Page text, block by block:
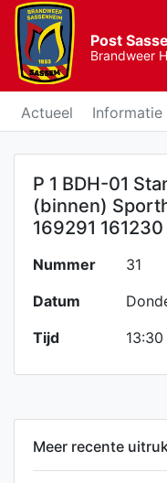
Post
Brandweer
Actueel Informatie
P 1 BDH-01
(binnen)
169291 161230
Nummer
31
Datum
Tijd
13:30
Meer recente